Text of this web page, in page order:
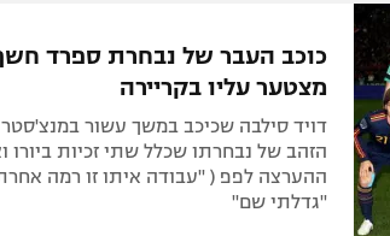
הפועל חיפה
הפועל באר שבע
מכבי נתניה
בני יהודה
כוכב העבר של נבחרת ספרד
מצטער עליו בקריירה
דויד סילבה שכיכב במשך עשור במנצ'סטר
הזהב של נבחרתו שכלל שתי זכיות ביורו
ההערצה לפפ ( "עבודה איתו זו רמה
"גדלתי שם"